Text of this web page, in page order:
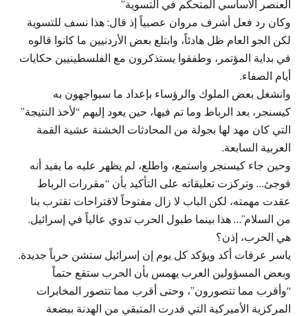
العنصر الأساسي المتحكم في التسوية”
وكان رد فعل أشرف مروان عصبياً إذ قال: هذا نسف للتسوية
لكن الجو العام ظل هادئاً، وابتلع بعض الأردنيين ما كانوا قالوه
في بداية المؤتمر، وطفقوا يستذكرون مع الفلسطينيين حكايات
أيام الصفاء.
وانشغل بعض الملوك والرؤساء بإعداد ما سيواجهون به
كيسنجر، بعد الرباط وما تم فيها، حين يعود إليهم “لأخذ النتيجة”
التي كان مهد لها بجولة من المحادثات الخشنة عشية القمة
العربية السابعة.
وحين جاء كيسنجر واستمع، واطلع، لم يظهر عليه ما يفيد أنه
فوجئ… وتركزت تعليقاته على التأكيد بأن “مقررات الرباط
عقدت مهمته، لكن الباب لا زال مفتوحاً لاقتراحات تقترب بنا
من السلام”… هذا بينما طبول الحرب تدوي عالياً في إسرائيل.
هي الحرب، إذن؟
ياسر عرفات أكد ويؤكد كل يوم إن إسرائيل ستشن حرباً جديدة.
وبعض المسؤولين العرب يهمس بأن الحرب ستقع حتماً
“وأقرب مما تتصورون”، وحتى أقرب مما تتصور المخابرات
المركزية الأميركية التي قدرت المتبقي من الهدنة ببضعة